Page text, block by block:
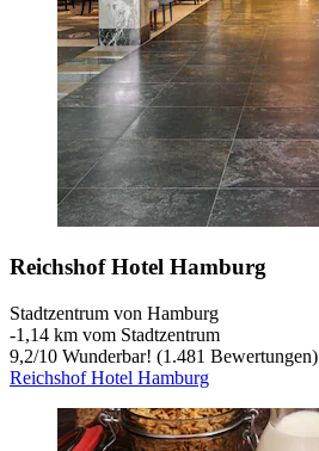
Reichshof Hotel Hamburg
Stadtzentrum von Hamburg
‐1,14 km vom Stadtzentrum
9,2/10 Wunderbar! (1.481 Bewertungen)
Reichshof Hotel Hamburg